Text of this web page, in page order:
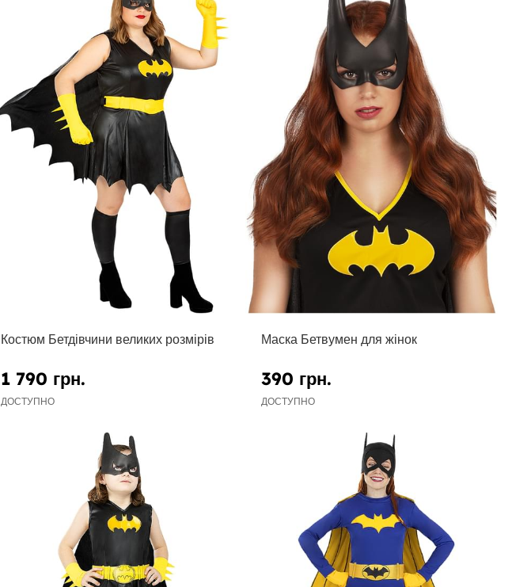
Костюм Бетдівчини великих розмірів
1 790 грн.
ДОСТУПНО
Маска Бетвумен для жінок
390 грн.
ДОСТУПНО